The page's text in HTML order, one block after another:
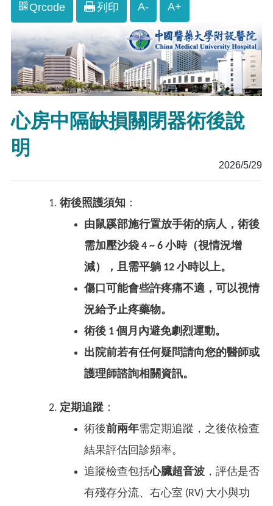
Qrcode 列印 A- A+
心房中隔缺損關閉器術後說
明
2026/5/29
術後照護須知 ：
由鼠蹊部施行置放手術的病人，術後
需加壓沙袋 4 ~ 6 小時（視情況增
減），且需平躺 12 小時以上。
傷口可能會些許疼痛不適，可以視情
況給予止疼藥物。
術後 1 個月內避免劇烈運動。
出院前若有任何疑問請向您的醫師或
護理師諮詢相關資訊。
定期追蹤 ：
術後前兩年需定期追蹤，之後依檢查
結果評估回診頻率。
追蹤檢查包括心臟超音波 ，評估是否
有殘存分流、右心室 (RV) 大小與功